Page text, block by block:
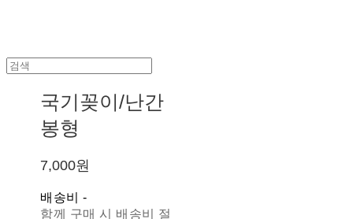
국기꽂이/난간
봉형
7,000원
배송비-
함께 구매 시 배송비 절